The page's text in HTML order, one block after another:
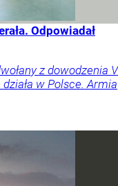
Odpowiadał
z dowodzenia V
w Polsce. Armia